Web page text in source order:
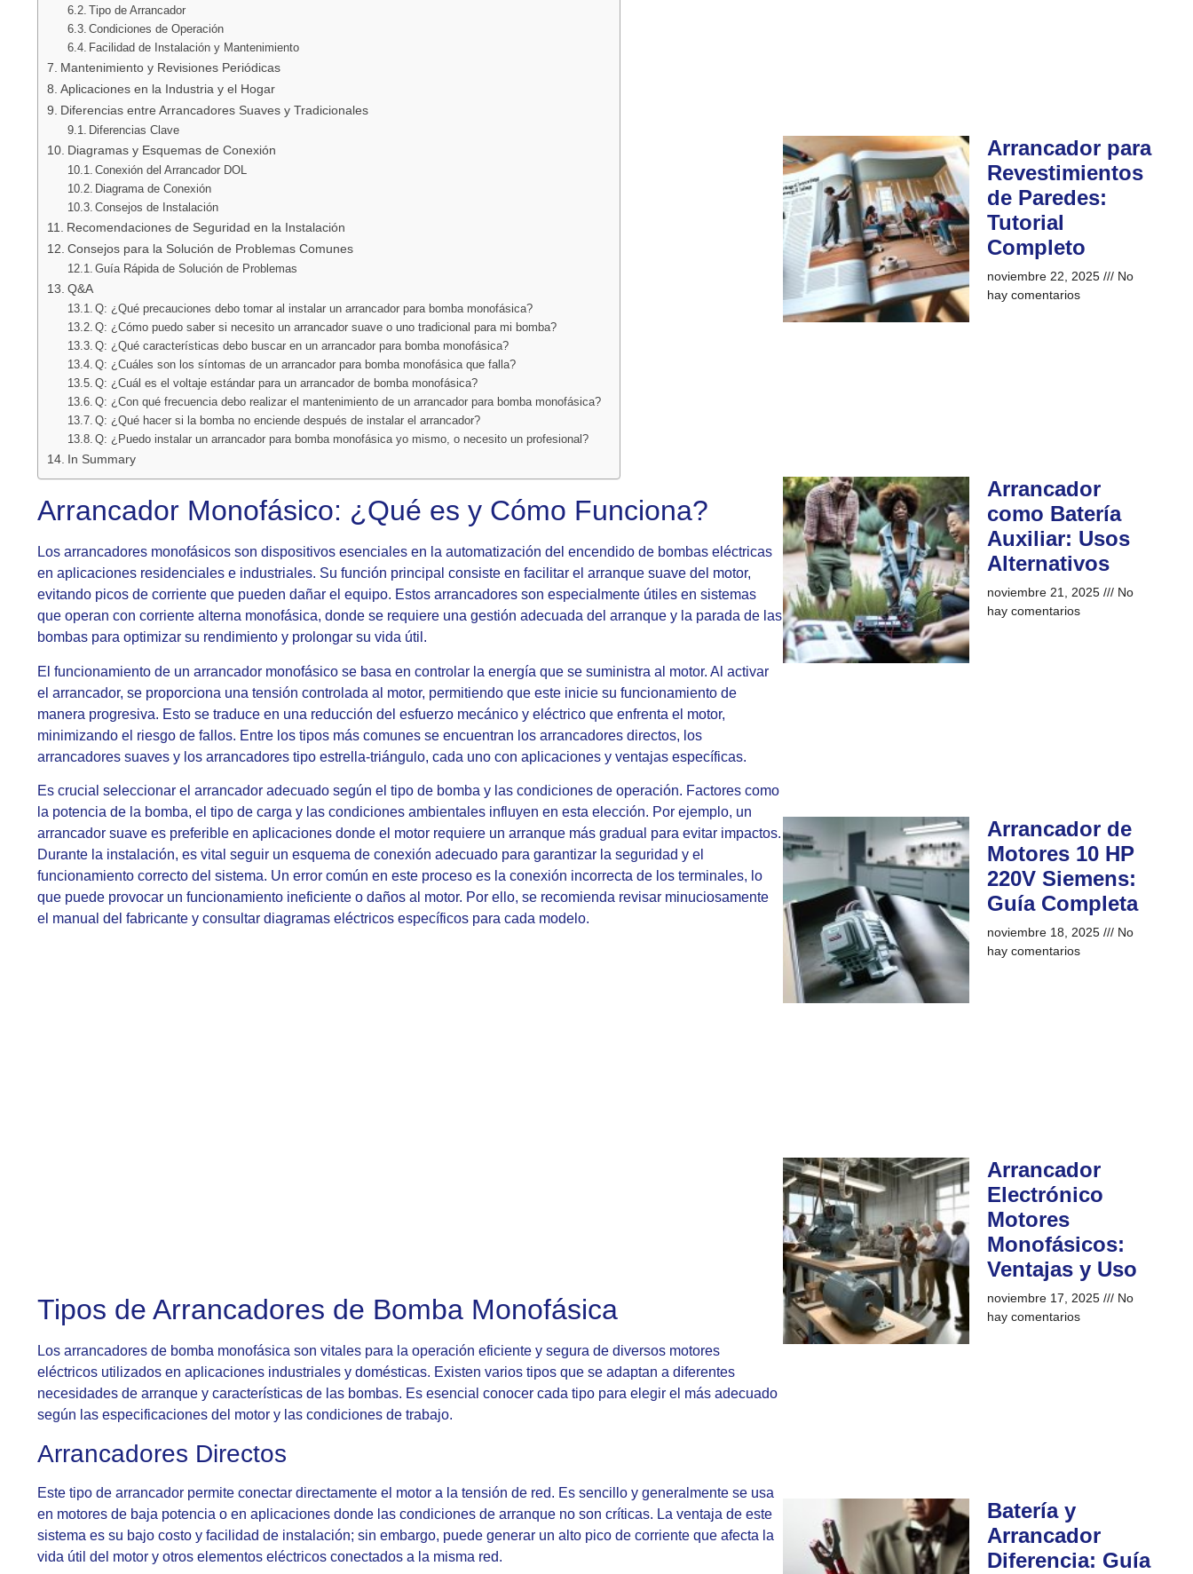
Tipo de Arrancador
Condiciones de Operación
Facilidad de Instalación y Mantenimiento
Mantenimiento y Revisiones Periódicas
Aplicaciones en la Industria y el Hogar
Diferencias entre Arrancadores Suaves y Tradicionales
Diferencias Clave
Diagramas y Esquemas de Conexión
Conexión del Arrancador DOL
Diagrama de Conexión
Consejos de Instalación
Recomendaciones de Seguridad en la Instalación
Consejos para la Solución de Problemas Comunes
Guía Rápida de Solución de Problemas
Q&A
Q: ¿Qué precauciones debo tomar al instalar un arrancador para bomba monofásica?
Q: ¿Cómo puedo saber si necesito un arrancador suave o uno tradicional para mi bomba?
Q: ¿Qué características debo buscar en un arrancador para bomba monofásica?
Q: ¿Cuáles son los síntomas de un arrancador para bomba monofásica que falla?
Q: ¿Cuál es el voltaje estándar para un arrancador de bomba monofásica?
Q: ¿Con qué frecuencia debo realizar el mantenimiento de un arrancador para bomba monofásica?
Q: ¿Qué hacer si la bomba no enciende después de instalar el arrancador?
Q: ¿Puedo instalar un arrancador para bomba monofásica yo mismo, o necesito un profesional?
In Summary
Arrancador Monofásico: ¿Qué es y Cómo Funciona?
Los arrancadores monofásicos son dispositivos esenciales en la automatización del encendido de bombas eléctricas
en aplicaciones residenciales e industriales. Su función principal consiste en facilitar el arranque suave del motor,
evitando picos de corriente que pueden dañar el equipo. Estos arrancadores son especialmente útiles en sistemas
que operan con corriente alterna monofásica, donde se requiere una gestión adecuada del arranque y la parada de las
bombas para optimizar su rendimiento y prolongar su vida útil.
El funcionamiento de un arrancador monofásico se basa en controlar la energía que se suministra al motor. Al activar
el arrancador, se proporciona una tensión controlada al motor, permitiendo que este inicie su funcionamiento de
manera progresiva. Esto se traduce en una reducción del esfuerzo mecánico y eléctrico que enfrenta el motor,
minimizando el riesgo de fallos. Entre los tipos más comunes se encuentran los arrancadores directos, los
arrancadores suaves y los arrancadores tipo estrella-triángulo, cada uno con aplicaciones y ventajas específicas.
Es crucial seleccionar el arrancador adecuado según el tipo de bomba y las condiciones de operación. Factores como
la potencia de la bomba, el tipo de carga y las condiciones ambientales influyen en esta elección. Por ejemplo, un
arrancador suave es preferible en aplicaciones donde el motor requiere un arranque más gradual para evitar impactos.
Durante la instalación, es vital seguir un esquema de conexión adecuado para garantizar la seguridad y el
funcionamiento correcto del sistema. Un error común en este proceso es la conexión incorrecta de los terminales, lo
que puede provocar un funcionamiento ineficiente o daños al motor. Por ello, se recomienda revisar minuciosamente
el manual del fabricante y consultar diagramas eléctricos específicos para cada modelo.
Tipos de Arrancadores de Bomba Monofásica
Los arrancadores de bomba monofásica son vitales para la operación eficiente y segura de diversos motores
eléctricos utilizados en aplicaciones industriales y domésticas. Existen varios tipos que se adaptan a diferentes
necesidades de arranque y características de las bombas. Es esencial conocer cada tipo para elegir el más adecuado
según las especificaciones del motor y las condiciones de trabajo.
Arrancadores Directos
Este tipo de arrancador permite conectar directamente el motor a la tensión de red. Es sencillo y generalmente se usa
en motores de baja potencia o en aplicaciones donde las condiciones de arranque no son críticas. La ventaja de este
sistema es su bajo costo y facilidad de instalación; sin embargo, puede generar un alto pico de corriente que afecta la
vida útil del motor y otros elementos eléctricos conectados a la misma red.
Arrancador para
Revestimientos
de Paredes:
Tutorial
Completo
noviembre 22, 2025
No
hay comentarios
Arrancador
como Batería
Auxiliar: Usos
Alternativos
noviembre 21, 2025
No
hay comentarios
Arrancador de
Motores 10 HP
220V Siemens:
Guía Completa
noviembre 18, 2025
No
hay comentarios
Arrancador
Electrónico
Motores
Monofásicos:
Ventajas y Uso
noviembre 17, 2025
No
hay comentarios
Batería y
Arrancador
Diferencia: Guía